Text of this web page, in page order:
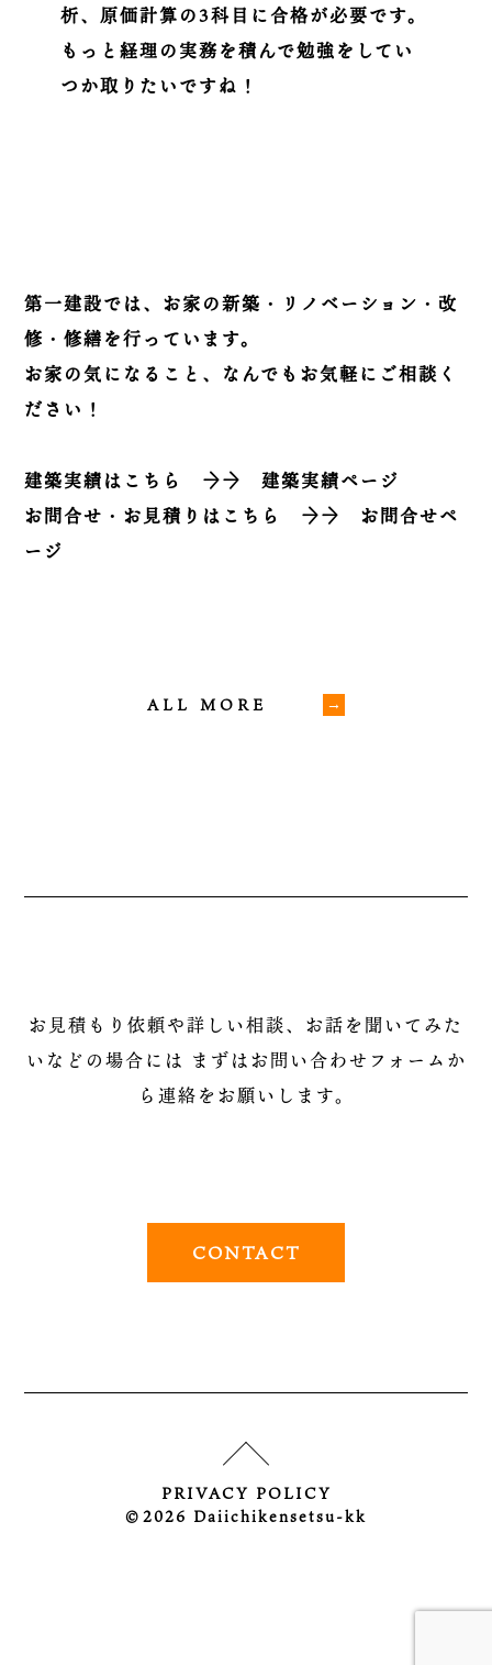
析、原価計算の3科目に合格が必要です。
もっと経理の実務を積んで勉強をしてい
つか取りたいですね！
第一建設では、お家の新築・リノベーション・改
修・修繕を行っています。
お家の気になること、なんでもお気軽にご相談く
ださい！
建築実績はこちら →→建築実績ページ
お問合せ・お見積りはこちら
→→ お問合せペ
ージ
ALL MORE
お見積もり依頼や詳しい相談、お話を聞いてみた
いなどの場合には まずはお問い合わせフォームか
ら連絡をお願いします。
CONTACT
©︎2026 Daiichikensetsu-kk
PRIVACY POLICY